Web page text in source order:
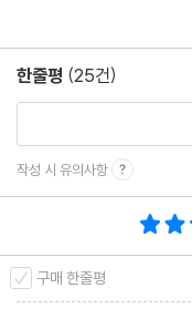
한줄평 (25건)
작성 시 유의사항
구매 한줄평